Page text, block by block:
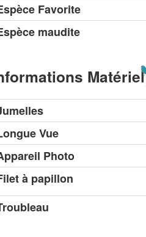
Favorite
maudite
Matériel
Vue
Photo
à papillon